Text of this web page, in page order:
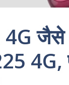
जैसे
4G,